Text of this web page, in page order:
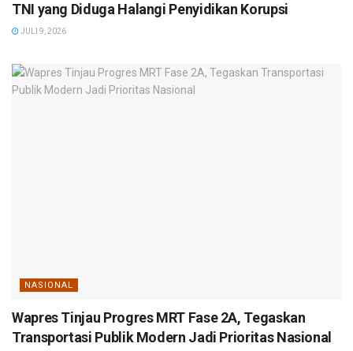
TNI yang Diduga Halangi Penyidikan Korupsi
JULI 9, 2026
NASIONAL
Wapres Tinjau Progres MRT Fase 2A, Tegaskan
Transportasi Publik Modern Jadi Prioritas Nasional